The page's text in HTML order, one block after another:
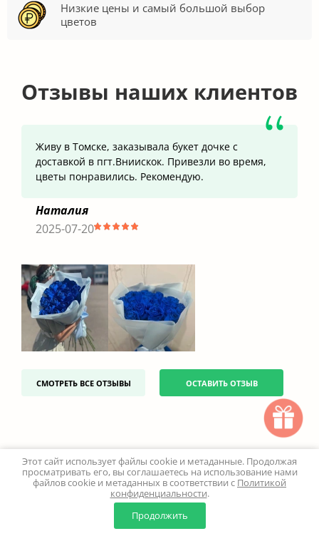
Низкие цены и самый большой выбор
цветов
Отзывы наших клиентов
Живу в Томске, заказывала букет дочке с
доставкой в пгт.Вниискок. Привезли во время,
цветы понравились. Рекомендую.
Наталия
2025-07-20
СМОТРЕТЬ ВСЕ ОТЗЫВЫ ОСТАВИТЬ ОТЗЫВ
0
Корзина
Этот сайт использует файлы cookie и метаданные. Продолжая
просматривать его, вы соглашаетесь на использование нами
файлов cookie и метаданных в соответствии с Политикой
конфиденциальности.
Продолжить